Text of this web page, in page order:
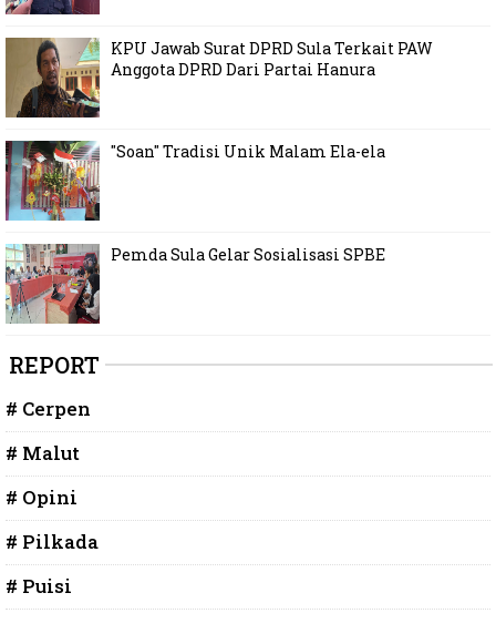
KPU Jawab Surat DPRD Sula Terkait PAW
Anggota DPRD Dari Partai Hanura
"Soan" Tradisi Unik Malam Ela-ela
Pemda Sula Gelar Sosialisasi SPBE
REPORT
# Cerpen
# Malut
# Opini
# Pilkada
# Puisi